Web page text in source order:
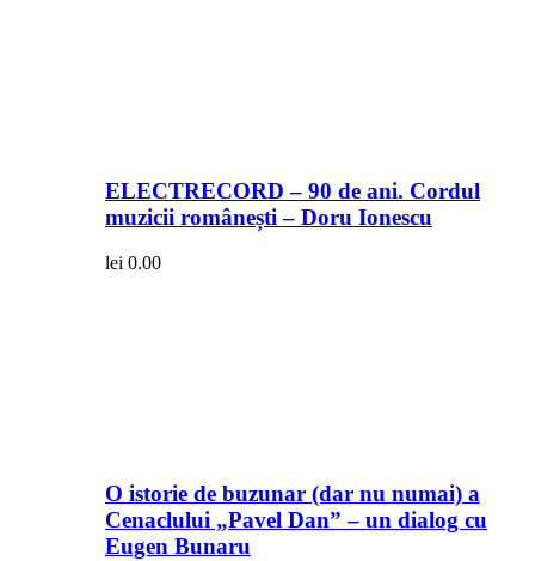
ELECTRECORD – 90 de ani. Cordul
muzicii românești – Doru Ionescu
lei 0.00
O istorie de buzunar (dar nu numai) a
Cenaclului „Pavel Dan” – un dialog cu
Eugen Bunaru